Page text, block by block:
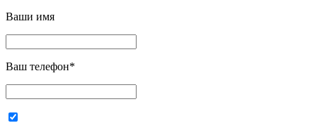
Ваши имя
Ваш телефон*